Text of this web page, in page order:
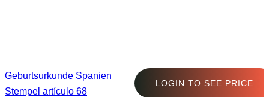
Geburtsurkunde Spanien
Stempel artículo 68
LOGIN TO SEE PRICE